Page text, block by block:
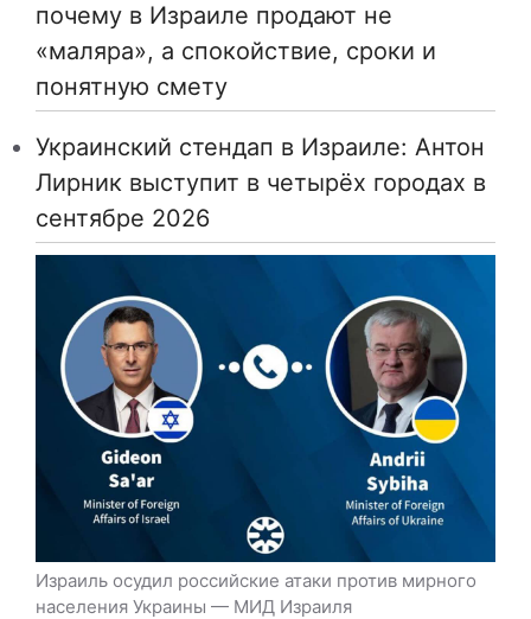
почему в Израиле продают не
«маляра», а спокойствие, сроки и
понятную смету
Украинский стендап в Израиле: Антон
Лирник выступит в четырёх городах в
сентябре 2026
Израиль осудил российские атаки против мирного
населения Украины — МИД Израиля